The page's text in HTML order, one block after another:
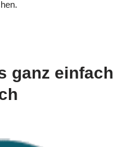
ganz einfach